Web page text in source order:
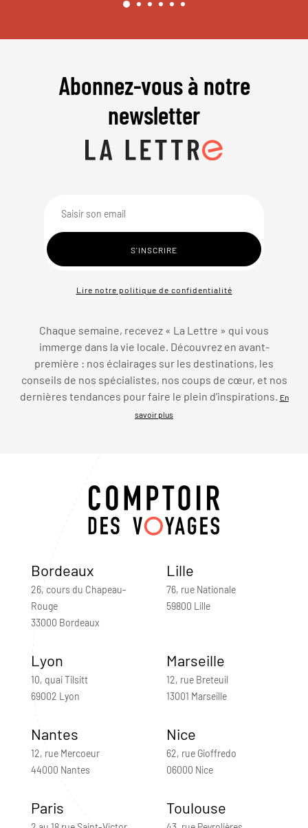
Abonnez-vous à notre
newsletter
Lire notre politique de confidentialité
Chaque semaine, recevez « La Lettre » qui vous
immerge dans la vie locale. Découvrez en avant-
première : nos éclairages sur les destinations, les
conseils de nos spécialistes, nos coups de cœur, et nos
dernières tendances pour faire le plein d’inspirations.
En
savoir plus
Bordeaux
26, cours du Chapeau-
Rouge
33000 Bordeaux
Lille
76, rue Nationale
59800 Lille
Lyon
10, quai Tilsitt
69002 Lyon
Marseille
12, rue Breteuil
13001 Marseille
Nantes
12, rue Mercoeur
44000 Nantes
Nice
62, rue Gioffredo
06000 Nice
Paris Toulouse